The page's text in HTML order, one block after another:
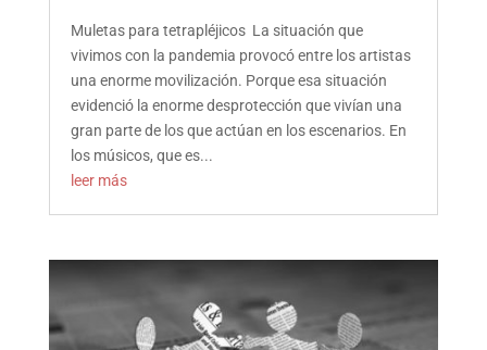
Muletas para tetrapléjicos La situación que
vivimos con la pandemia provocó entre los artistas
una enorme movilización. Porque esa situación
evidenció la enorme desprotección que vivían una
gran parte de los que actúan en los escenarios. En
los músicos, que es...
leer más